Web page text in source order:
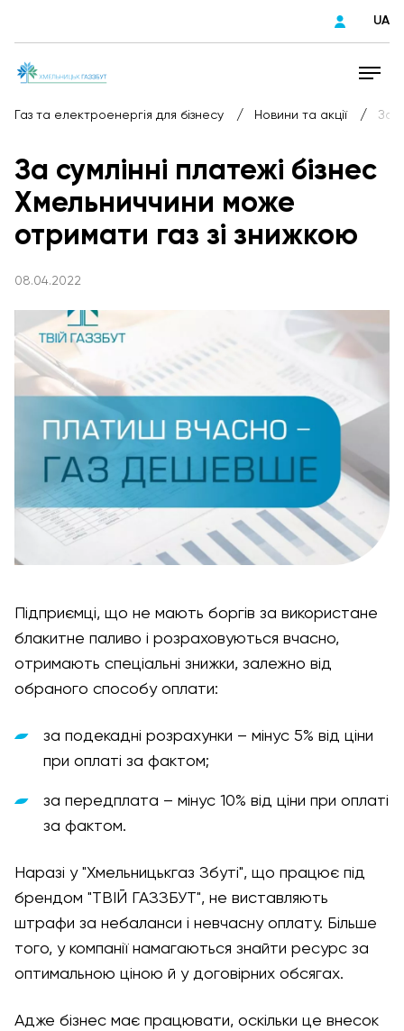
UA
Газ та електроенергія для бізнесу / Новини та акції / За
За сумлінні платежі бізнес
Хмельниччини може
отримати газ зі знижкою
08.04.2022
Підприємці, що не мають боргів за використане
блакитне паливо і розраховуються вчасно,
отримають спеціальні знижки, залежно від
обраного способу оплати:
за подекадні розрахунки – мінус 5% від ціни
при оплаті за фактом;
за передплата – мінус 10% від ціни при оплаті
за фактом.
Наразі у "Хмельницькгаз Збуті", що працює під
брендом "ТВІЙ ГАЗЗБУТ", не виставляють
штрафи за небаланси і невчасну оплату. Більше
того, у компанії намагаються знайти ресурс за
оптимальною ціною й у договірних обсягах.
Адже бізнес має працювати, оскільки це внесок